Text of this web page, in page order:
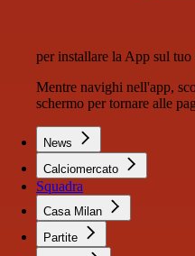
per installare la App sul tuo
Mentre navighi nell'app,
schermo per tornare alle
News
Calciomercato
Squadra
Casa Milan
Partite